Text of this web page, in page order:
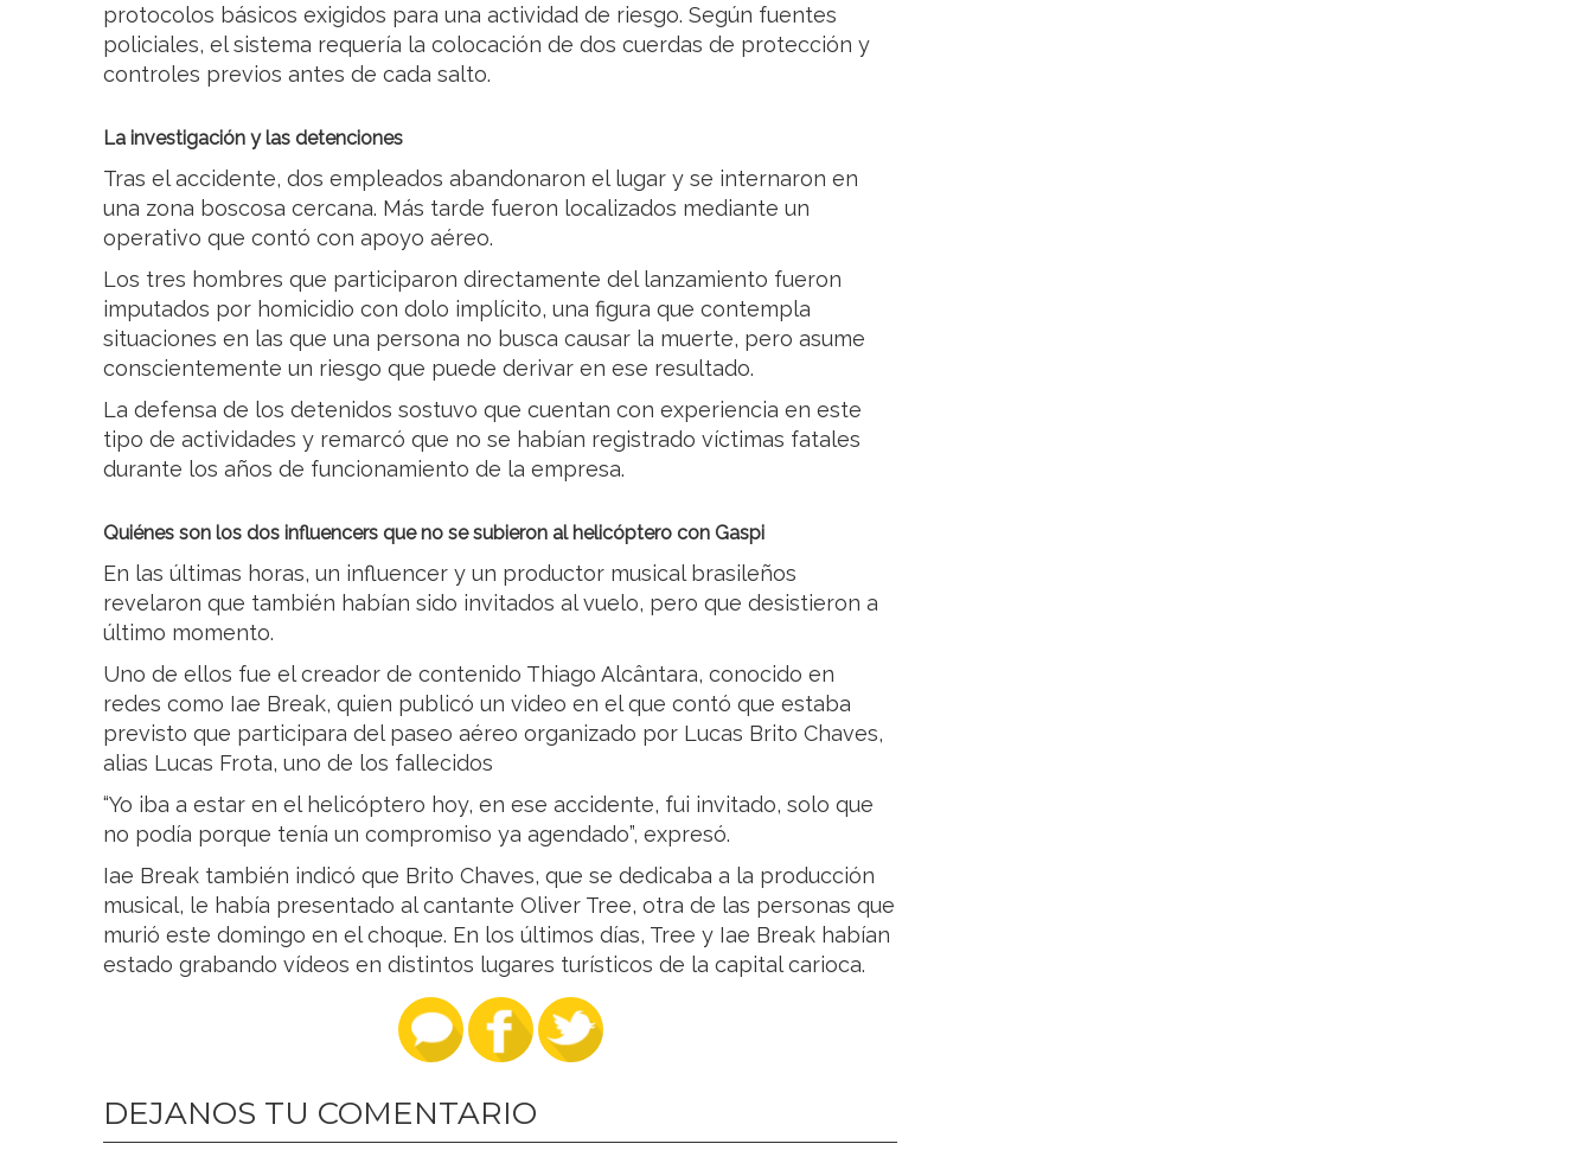
protocolos básicos exigidos para una actividad de riesgo. Según fuentes
policiales, el sistema requería la colocación de dos cuerdas de protección y
controles previos antes de cada salto.
La investigación y las detenciones
Tras el accidente, dos empleados abandonaron el lugar y se internaron en
una zona boscosa cercana. Más tarde fueron localizados mediante un
operativo que contó con apoyo aéreo.
Los tres hombres que participaron directamente del lanzamiento fueron
imputados por homicidio con dolo implícito, una figura que contempla
situaciones en las que una persona no busca causar la muerte, pero asume
conscientemente un riesgo que puede derivar en ese resultado.
La defensa de los detenidos sostuvo que cuentan con experiencia en este
tipo de actividades y remarcó que no se habían registrado víctimas fatales
durante los años de funcionamiento de la empresa.
Quiénes son los dos influencers que no se subieron al helicóptero con Gaspi
En las últimas horas, un influencer y un productor musical brasileños
revelaron que también habían sido invitados al vuelo, pero que desistieron a
último momento.
Uno de ellos fue el creador de contenido Thiago Alcântara, conocido en
redes como Iae Break, quien publicó un video en el que contó que estaba
previsto que participara del paseo aéreo organizado por Lucas Brito Chaves,
alias Lucas Frota, uno de los fallecidos
“Yo iba a estar en el helicóptero hoy, en ese accidente, fui invitado, solo que
no podía porque tenía un compromiso ya agendado”, expresó.
Iae Break también indicó que Brito Chaves, que se dedicaba a la producción
musical, le había presentado al cantante Oliver Tree, otra de las personas que
murió este domingo en el choque. En los últimos días, Tree y Iae Break habían
estado grabando vídeos en distintos lugares turísticos de la capital carioca.
DEJANOS TU COMENTARIO